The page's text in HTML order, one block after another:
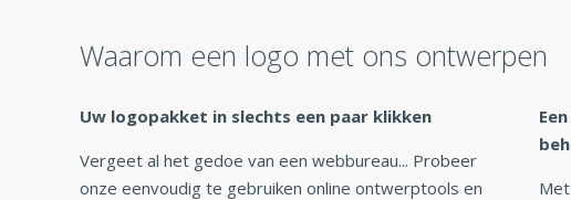
Waarom een logo met ons ontwerpen
Uw logopakket in slechts een paar klikken
Vergeet al het gedoe van een webbureau... Probeer
onze eenvoudig te gebruiken online ontwerptools en